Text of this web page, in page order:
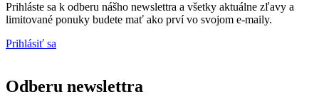
Prihláste sa k odberu nášho newslettra a všetky aktuálne zľavy a
limitované ponuky budete mať ako prví vo svojom e-maily.
Prihlásiť sa
Odberu newslettra